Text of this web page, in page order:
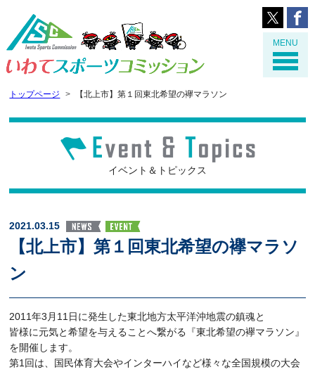
MENU
トップページ 【北上市】第１回東北希望の襷マラソン
イベント＆トピックス
2021.03.15
【北上市】第１回東北希望の襷マラソ
ン
2011年3月11日に発生した東北地方太平洋沖地震の鎮魂と
皆様に元気と希望を与えることへ繋がる『東北希望の襷マラソン』
を開催します。
第1回は、国民体育大会やインターハイなど様々な全国規模の大会